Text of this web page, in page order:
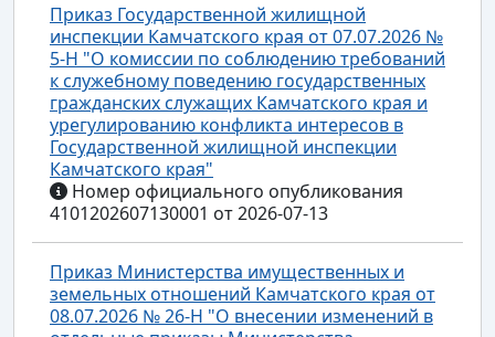
Приказ Государственной жилищной
инспекции Камчатского края от 07.07.2026 №
5-Н "О комиссии по соблюдению требований
к служебному поведению государственных
гражданских служащих Камчатского края и
урегулированию конфликта интересов в
Государственной жилищной инспекции
Камчатского края"
Номер официального опубликования
4101202607130001 от 2026-07-13
Приказ Министерства имущественных и
земельных отношений Камчатского края от
08.07.2026 № 26-Н "О внесении изменений в